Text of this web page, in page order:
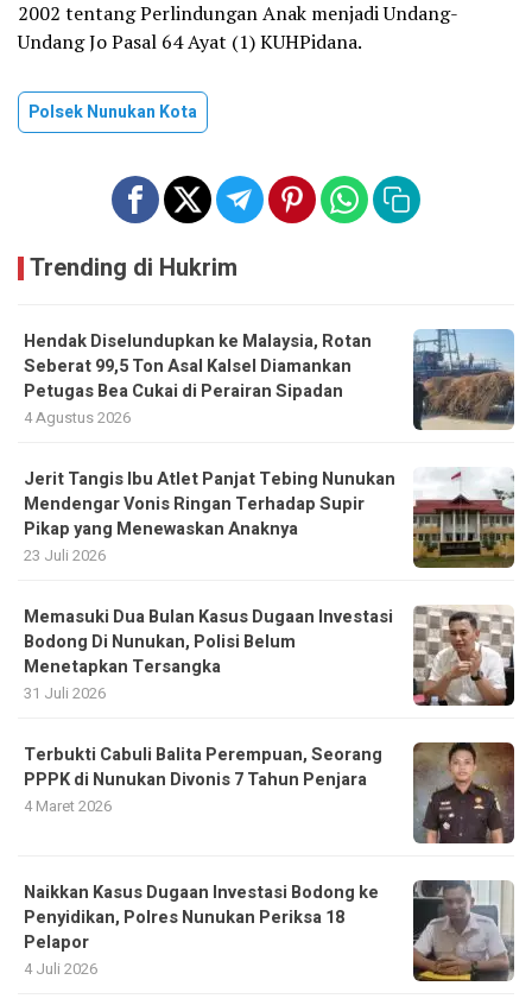
2002 tentang Perlindungan Anak menjadi Undang-
Undang Jo Pasal 64 Ayat (1) KUHPidana.
Polsek Nunukan Kota
Trending di Hukrim
Hendak Diselundupkan ke Malaysia, Rotan
Seberat 99,5 Ton Asal Kalsel Diamankan
Petugas Bea Cukai di Perairan Sipadan
4 Agustus 2026
Jerit Tangis Ibu Atlet Panjat Tebing Nunukan
Mendengar Vonis Ringan Terhadap Supir
Pikap yang Menewaskan Anaknya
23 Juli 2026
Memasuki Dua Bulan Kasus Dugaan Investasi
Bodong Di Nunukan, Polisi Belum
Menetapkan Tersangka
31 Juli 2026
Terbukti Cabuli Balita Perempuan, Seorang
PPPK di Nunukan Divonis 7 Tahun Penjara
4 Maret 2026
Naikkan Kasus Dugaan Investasi Bodong ke
Penyidikan, Polres Nunukan Periksa 18
Pelapor
4 Juli 2026